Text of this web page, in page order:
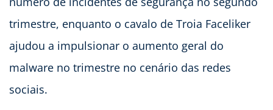
trimestre, enquanto o cavalo de Troia Faceliker
ajudou a impulsionar o aumento geral do
malware no trimestre no cenário das redes
sociais.